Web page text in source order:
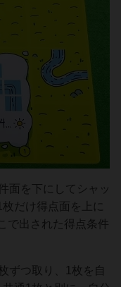
面を下にしてシャッ
だけ得点面を上に
で出された得点条件
ずつ取り、1枚を自